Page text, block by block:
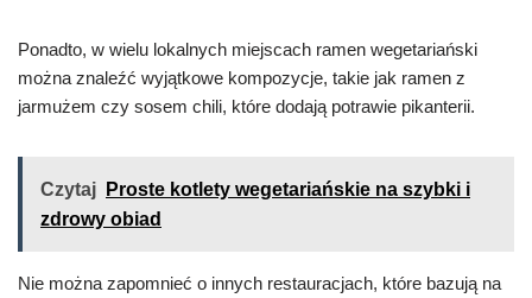
Ponadto, w wielu lokalnych miejscach ramen wegetariański
można znaleźć wyjątkowe kompozycje, takie jak ramen z
jarmużem czy sosem chili, które dodają potrawie pikanterii.
Czytaj
Proste kotlety wegetariańskie na szybki i
zdrowy obiad
Nie można zapomnieć o innych restauracjach, które bazują na